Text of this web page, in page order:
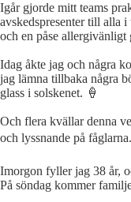
Igår gjorde mitt teams
avskedspresenter till alla
och en påse
Idag åkte jag och några
jag lämna tillbaka några
glass i solskenet. 🍦
Och flera kvällar denna
och lyssnande på
Imorgon fyller jag 38 år,
På söndag kommer